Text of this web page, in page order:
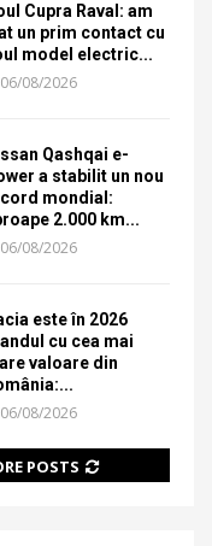
Cupra Raval: am
un prim contact cu
model electric...
06/08/2026
Qashqai e-
a stabilit un nou
mondial:
2.000 km...
06/08/2026
este în 2026
cu cea mai
valoare din
06/08/2026
POSTS